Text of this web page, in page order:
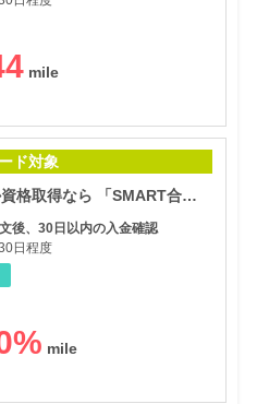
ド対象
スマホ対応！国家資格ほか資格取得なら 「SMART合格対策講座」
後、30日以内の入金確認
日程度
%